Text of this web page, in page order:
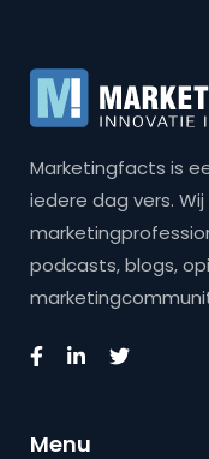
Marketingfacts is
iedere dag vers.
podcasts, blogs,
Menu